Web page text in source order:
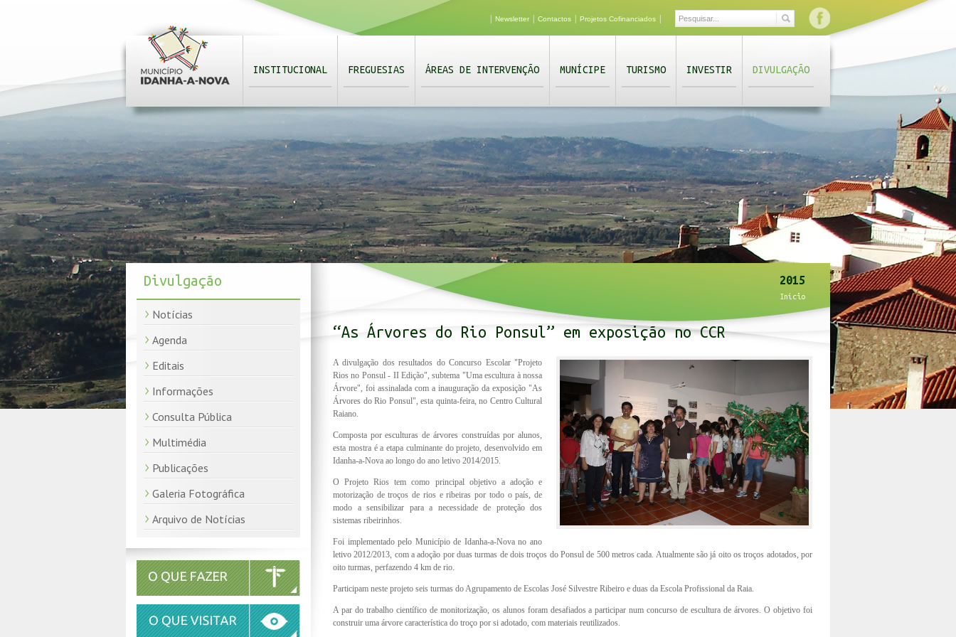
Newsletter Contactos Projetos Cofinanciados
INSTITUCIONAL FREGUESIAS ÁREAS DE INTERVENÇÃO MUNÍCIPE TURISMO INVESTIR DIVULGAÇÃO
Divulgação
Notícias
Agenda
Editais
Informações
Consulta Pública
Multimédia
Publicações
Galeria Fotográfica
Arquivo de Notícias
2015
Início
“As Árvores do Rio Ponsul” em exposição no CCR
A divulgação dos resultados do Concurso Escolar "Projeto
Rios no Ponsul - II Edição", subtema "Uma escultura à nossa
Árvore", foi assinalada com a inauguração da exposição "As
Árvores do Rio Ponsul", esta quinta-feira, no Centro Cultural
Raiano.
Composta por esculturas de árvores construídas por alunos,
esta mostra é a etapa culminante do projeto, desenvolvido em
Idanha-a-Nova ao longo do ano letivo 2014/2015.
O Projeto Rios tem como principal objetivo a adoção e
motorização de troços de rios e ribeiras por todo o país, de
modo a sensibilizar para a necessidade de proteção dos
sistemas ribeirinhos.
Foi implementado pelo Município de Idanha-a-Nova no ano
letivo 2012/2013, com a adoção por duas turmas de dois troços do Ponsul de 500 metros cada. Atualmente são já oito os troços adotados, por
oito turmas, perfazendo 4 km de rio.
Participam neste projeto seis turmas do Agrupamento de Escolas José Silvestre Ribeiro e duas da Escola Profissional da Raia.
A par do trabalho científico de monitorização, os alunos foram desafiados a participar num concurso de escultura de árvores. O objetivo foi
construir uma árvore característica do troço por si adotado, com materiais reutilizados.